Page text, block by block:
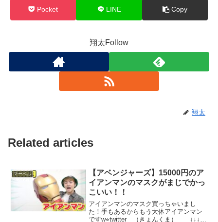
Pocket LINE Copy
翔太Follow
翔太
Related articles
マーベル
【アベンジャーズ】15000円のア
イアンマンのマスクがまじでかっ
こいい！！
アイアンマンのマスク買っちゃいまし
た！手もあるからもう大体アイアンマン
ですw⭐︎twitter （きょんくま） ↓↓↓↓